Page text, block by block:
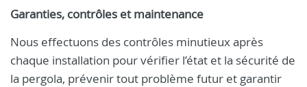
Garanties, contrôles et maintenance
Nous effectuons des contrôles minutieux après
chaque installation pour vérifier l’état et la sécurité de
la pergola, prévenir tout problème futur et garantir